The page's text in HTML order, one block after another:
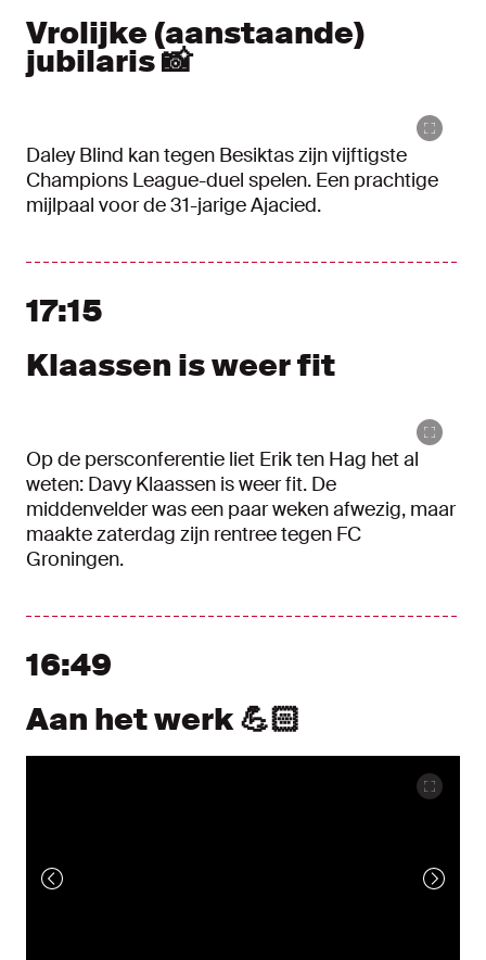
Vrolijke (aanstaande)
jubilaris 📸
Daley Blind kan tegen Besiktas zijn vijftigste
Champions League-duel spelen. Een prachtige
mijlpaal voor de 31-jarige Ajacied.
17:15
Klaassen is weer fit
Op de persconferentie liet Erik ten Hag het al
weten: Davy Klaassen is weer fit. De
middenvelder was een paar weken afwezig, maar
maakte zaterdag zijn rentree tegen FC
Groningen.
16:49
Aan het werk 💪🏻